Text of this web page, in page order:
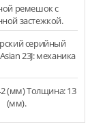
ремешок с
застежкой.
серийный
23J: механика
(мм) Толщина: 13
(мм).